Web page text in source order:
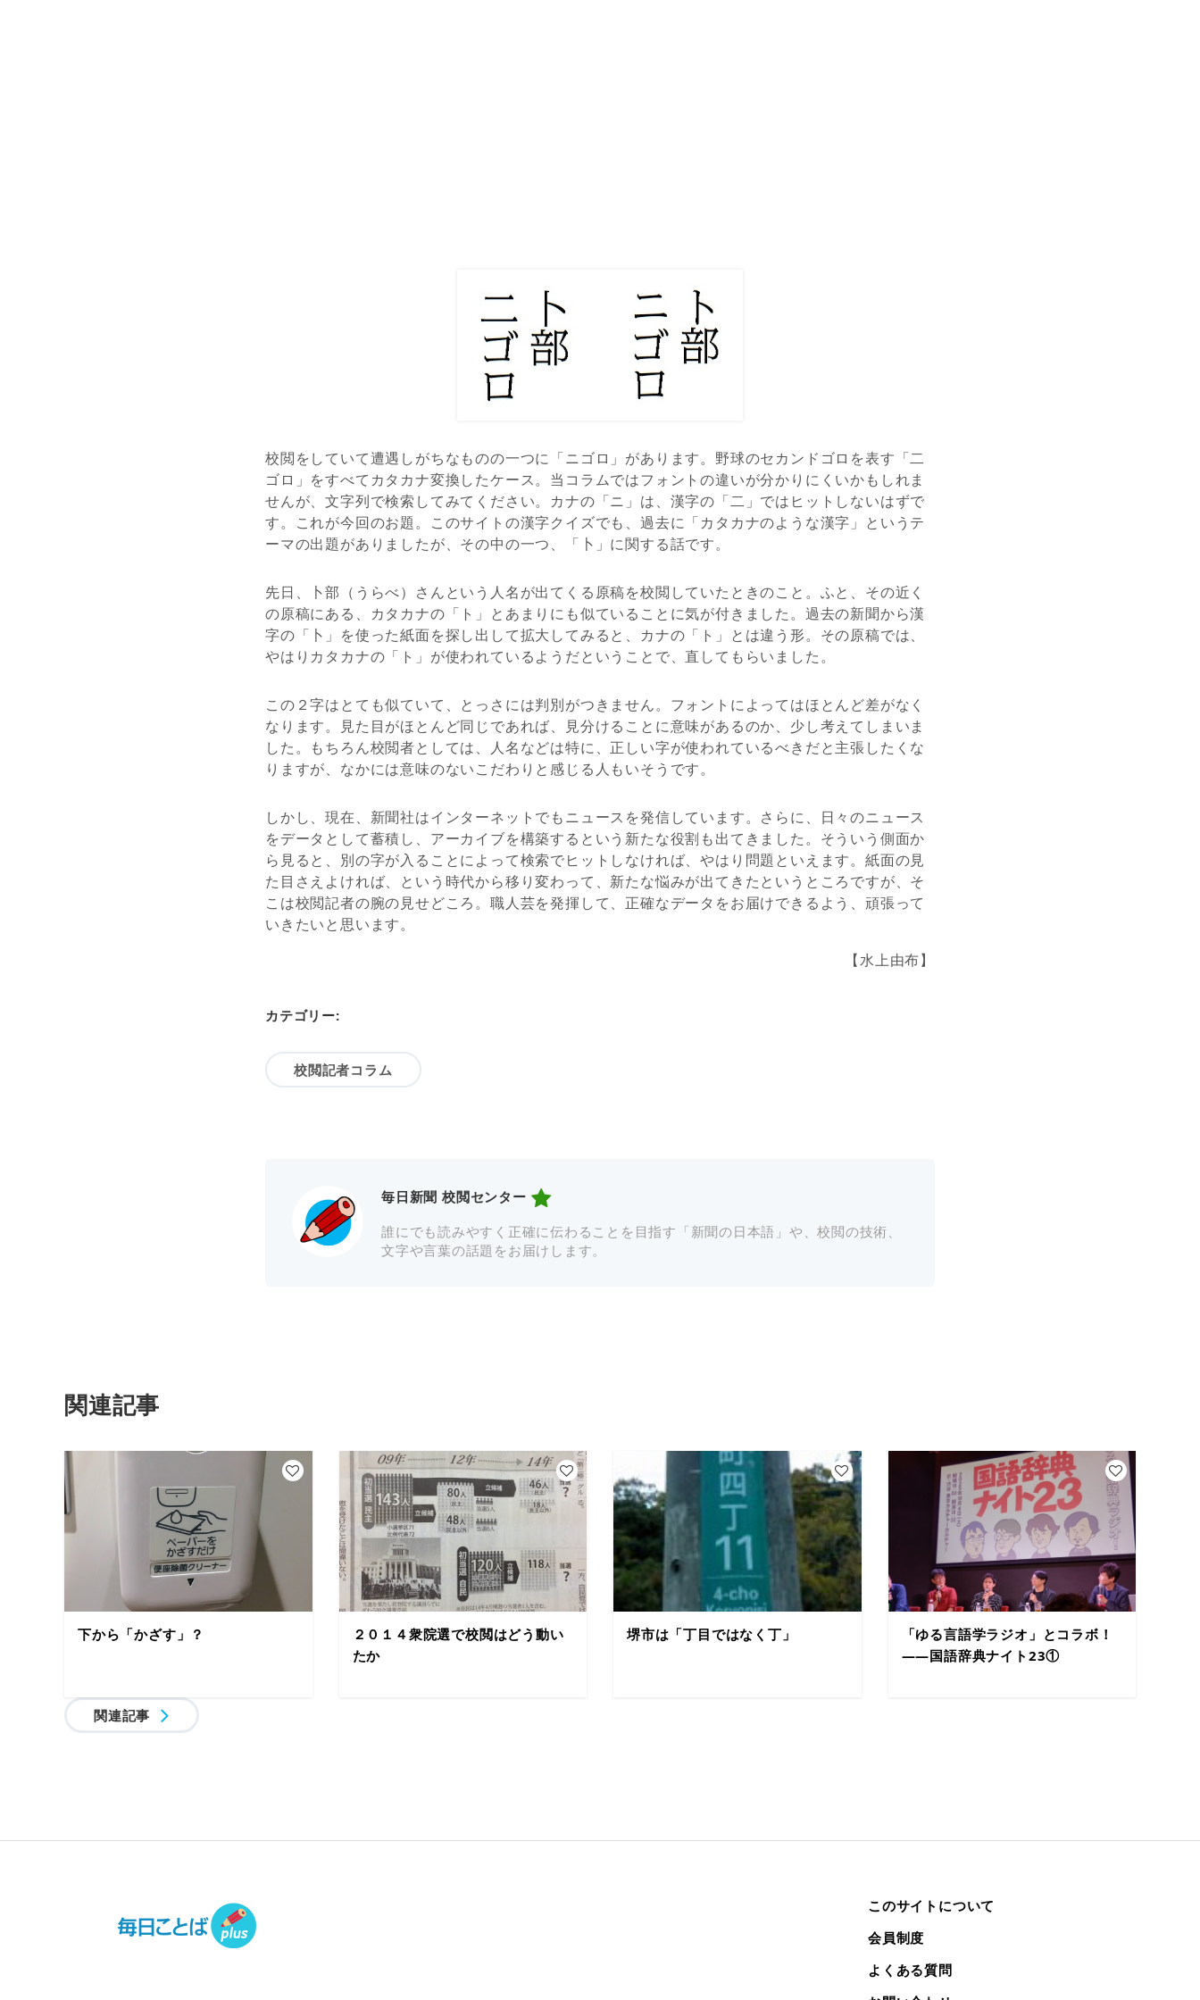
校閲をしていて遭遇しがちなものの一つに「ニゴロ」があります。野球のセカンドゴロを表す「二
ゴロ」をすべてカタカナ変換したケース。当コラムではフォントの違いが分かりにくいかもしれま
せんが、文字列で検索してみてください。カナの「ニ」は、漢字の「二」ではヒットしないはずで
す。これが今回のお題。このサイトの漢字クイズでも、過去に「カタカナのような漢字」というテ
ーマの出題がありましたが、その中の一つ、「卜」に関する話です。
先日、卜部（うらべ）さんという人名が出てくる原稿を校閲していたときのこと。ふと、その近く
の原稿にある、カタカナの「ト」とあまりにも似ていることに気が付きました。過去の新聞から漢
字の「卜」を使った紙面を探し出して拡大してみると、カナの「ト」とは違う形。その原稿では、
やはりカタカナの「ト」が使われているようだということで、直してもらいました。
この２字はとても似ていて、とっさには判別がつきません。フォントによってはほとんど差がなく
なります。見た目がほとんど同じであれば、見分けることに意味があるのか、少し考えてしまいま
した。もちろん校閲者としては、人名などは特に、正しい字が使われているべきだと主張したくな
りますが、なかには意味のないこだわりと感じる人もいそうです。
しかし、現在、新聞社はインターネットでもニュースを発信しています。さらに、日々のニュース
をデータとして蓄積し、アーカイブを構築するという新たな役割も出てきました。そういう側面か
ら見ると、別の字が入ることによって検索でヒットしなければ、やはり問題といえます。紙面の見
た目さえよければ、という時代から移り変わって、新たな悩みが出てきたというところですが、そ
こは校閲記者の腕の見せどころ。職人芸を発揮して、正確なデータをお届けできるよう、頑張って
いきたいと思います。
【水上由布】
カテゴリー:
校閲記者コラム
毎日新聞 校閲センター
誰にでも読みやすく正確に伝わることを目指す「新聞の日本語」や、校閲の技術、
文字や言葉の話題をお届けします。
関連記事
下から「かざす」？
２０１４衆院選で校閲はどう動い
たか
堺市は「丁目ではなく丁」
「ゆる言語学ラジオ」とコラボ！
――国語辞典ナイト23①
関連記事
このサイトについて
会員制度
よくある質問